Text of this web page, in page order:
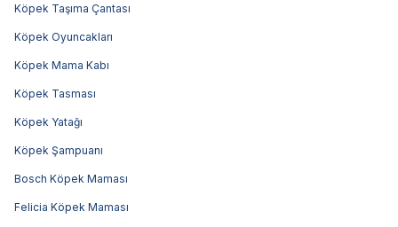
Köpek Taşıma Çantası
Köpek Oyuncakları
Köpek Mama Kabı
Köpek Tasması
Köpek Yatağı
Köpek Şampuanı
Bosch Köpek Maması
Felicia Köpek Maması